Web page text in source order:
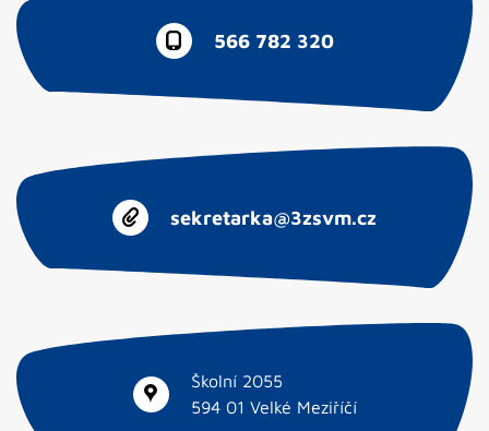
566 782 320
sekretarka@3zsvm.cz
Školní 2055
594 01 Velké Meziříčí